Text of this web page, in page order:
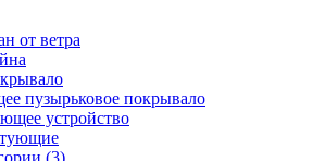
от ветра
пузырьковое покрывало
устройство
(3)